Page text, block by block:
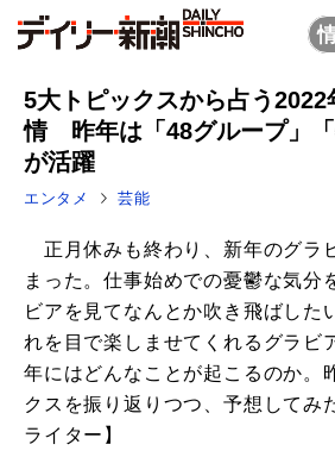
5大トピックスから占う
情 昨年は「48グループ」「
が活躍
エンタメ 芸能
正月休みも終わり、新年のグラ
まった。仕事始めでの憂鬱な気分
ビアを見てなんとか吹き飛ばした
れを目で楽しませてくれるグラビ
年にはどんなことが起こるのか。
クスを振り返りつつ、予想してみ
ライター】